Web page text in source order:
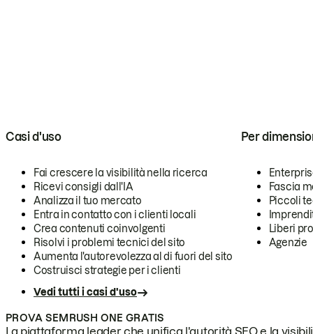
Casi d'uso
Fai crescere la visibilità nella ricerca
Ricevi consigli dall'IA
Analizza il tuo mercato
Entra in contatto con i clienti locali
Crea contenuti coinvolgenti
Risolvi i problemi tecnici del sito
Aumenta l'autorevolezza al di fuori del sito
Costruisci strategie per i clienti
Vedi tutti i casi d'uso
Per
Fascia
Piccoli
Liberi
Agenzie
PROVA SEMRUSH ONE GRATIS
La piattaforma leader che unifica l'autorità SEO e la